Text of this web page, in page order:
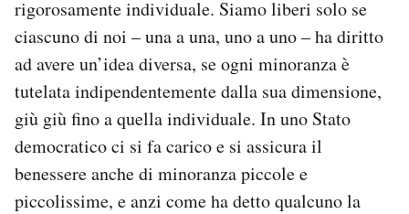
rigorosamente individuale. Siamo liberi solo se
ciascuno di noi – una a una, uno a uno – ha diritto
ad avere un’idea diversa, se ogni minoranza è
tutelata indipendentemente dalla sua dimensione,
giù giù fino a quella individuale. In uno Stato
democratico ci si fa carico e si assicura il
benessere anche di minoranza piccole e
piccolissime, e anzi come ha detto qualcuno la